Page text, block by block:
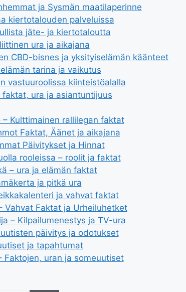
ja Sysmän maatilaperinne
kiertotalouden palveluissa
jäte- ja kiertotaloutta
ura ja aikajana
CBD-bisnes ja yksityiselämän käänteet
tarina ja vaikutus
vastuuroolissa kiinteistöalalla
faktat, ura ja asiantuntijuus
Kulttimainen rallilegan faktat
Faktat, Äänet ja aikajana
Päivitykset ja Hinnat
rooleissa – roolit ja faktat
– ura ja elämän faktat
ja pitkä ura
ja vahvat faktat
Vahvat Faktat ja Urheiluhetket
– Kilpailumenestys ja TV-ura
päivitys ja odotukset
ja tapahtumat
Faktojen, uran ja someuutiset